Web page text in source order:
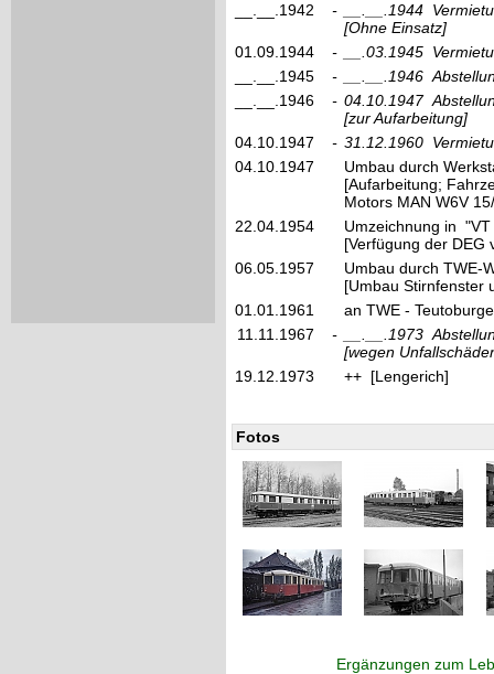
__.__.1942
- __.__.1944
[Ohne Einsatz]
01.09.1944
- __.03.1945
__.__.1945
- __.__.1946
__.__.1946
- 04.10.1947
[zur Aufarbeitung]
04.10.1947
- 31.12.1960
04.10.1947
Umbau durch
[Aufarbeitung;
Motors MAN W6V
22.04.1954
Umzeichnung in
[Verfügung der DEG
06.05.1957
Umbau durch TWE-
[Umbau Stirnfenster
01.01.1961
an TWE -
11.11.1967
- __.__.1973
[wegen
19.12.1973
++ [Lengerich]
Fotos
Ergänzungen zum